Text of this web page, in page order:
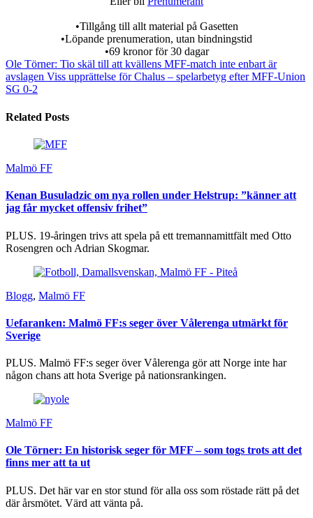
•Tillgång till allt material på Gasetten
•Löpande prenumeration, utan bindningstid
•69 kronor för 30 dagar
Ole Törner: Tio skäl till att kvällens MFF-match inte enbart är
avslagen Viss upprättelse för Chalus – spelarbetyg efter MFF-Union
SG 0-2
Related Posts
Malmö FF
Kenan Busuladzic om nya rollen under Helstrup: ”känner att
jag får mycket offensiv frihet”
PLUS. 19-åringen trivs att spela på ett tremannamittfält med Otto
Rosengren och Adrian Skogmar.
Blogg, Malmö FF
Uefaranken: Malmö FF:s seger över Vålerenga utmärkt för
Sverige
PLUS. Malmö FF:s seger över Vålerenga gör att Norge inte har
någon chans att hota Sverige på nationsrankingen.
Malmö FF
Ole Törner: En historisk seger för MFF – som togs trots att det
finns mer att ta ut
PLUS. Det här var en stor stund för alla oss som röstade rätt på det
där årsmötet. Värd att vänta på.